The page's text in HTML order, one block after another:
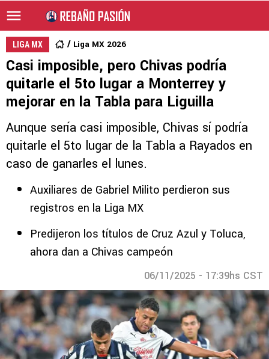
LIGA MX Liga MX 2026
Casi imposible, pero Chivas podría
quitarle el 5to lugar a Monterrey y
mejorar en la Tabla para Liguilla
Aunque sería casi imposible, Chivas sí podría
quitarle el 5to lugar de la Tabla a Rayados en
caso de ganarles el lunes.
Auxiliares de Gabriel Milito perdieron sus
registros en la Liga MX
Predijeron los títulos de Cruz Azul y Toluca,
ahora dan a Chivas campeón
06/11/2025 - 17:39hs CST